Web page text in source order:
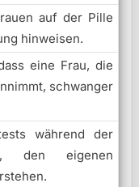
auf der Pille
hinweisen.
eine Frau, die
schwanger
während der
den eigenen